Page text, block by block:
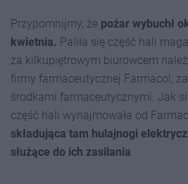
Przypomnijmy, że pożar wybuchł
kwietnia. Paliła się część hali
za kilkupiętrowym biurowcem
firmy farmaceutycznej Farmacol,
środkami farmaceutycznymi. Jak
część hali wynajmowała od
składująca tam hulajnogi
służące do ich zasilania.